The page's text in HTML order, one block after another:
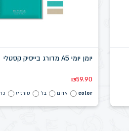
יומן יומי A5 מדורג בייסיק קסטלי
₪59.90
color אדום בז' טורקיז